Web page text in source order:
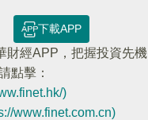
下載APP
財經APP，把握投資先機
點擊：
)
www.finet.com.cn)